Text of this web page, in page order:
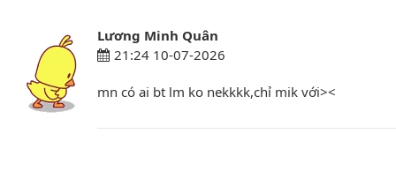
Lương Minh Quân
21:24 10-07-2026
mn có ai bt lm ko nekkkk,chỉ mik với><